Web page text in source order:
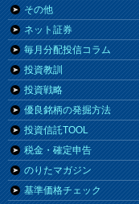
その他
ネット証券
毎月分配投信コラム
投資教訓
投資戦略
優良銘柄の発掘方法
投資信託TOOL
税金・確定申告
のりたマガジン
基準価格チェック